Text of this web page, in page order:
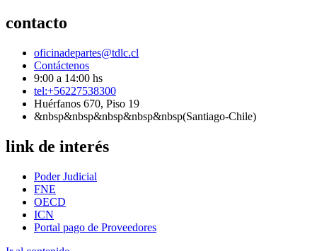
contacto
oficinadepartes@tdlc.cl
Contáctenos
9:00 a 14:00 hs
tel:+56227538300
Huérfanos 670, Piso 19
&nbsp&nbsp&nbsp&nbsp&nbsp(Santiago-Chile)
link de interés
Poder Judicial
FNE
OECD
ICN
Portal pago de Proveedores